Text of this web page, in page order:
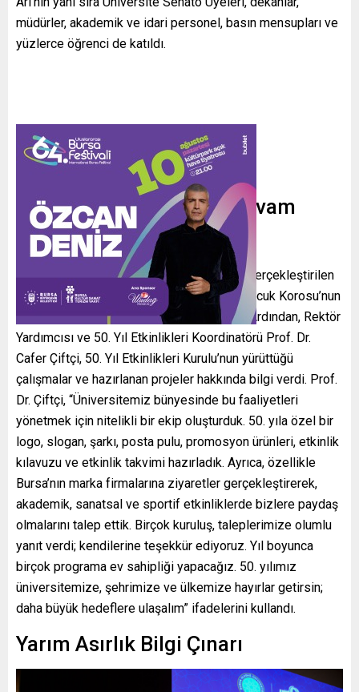
müdürler, akademik ve idari personel, basın mensupları ve
yüzlerce öğrenci de katıldı.
Etkinlikler Yıl Boyunca Devam
Edecek
Prof. Dr. Mete Cengiz Kültür Merkezi’nde gerçekleştirilen
tanıtım toplantısı, Devlet Konservatuvarı Çocuk Korosu’nun
İstiklal Marşı’nı seslendirmesiyle başladı. Ardından, Rektör
Yardımcısı ve 50. Yıl Etkinlikleri Koordinatörü Prof. Dr.
Cafer Çiftçi, 50. Yıl Etkinlikleri Kurulu’nun yürüttüğü
çalışmalar ve hazırlanan projeler hakkında bilgi verdi. Prof.
Dr. Çiftçi, “Üniversitemiz bünyesinde bu faaliyetleri
yönetmek için nitelikli bir ekip oluşturduk. 50. yıla özel bir
logo, slogan, şarkı, posta pulu, promosyon ürünleri, etkinlik
kılavuzu ve etkinlik takvimi hazırladık. Ayrıca, özellikle
Bursa’nın marka firmalarına ziyaretler gerçekleştirerek,
akademik, sanatsal ve sportif etkinliklerde bizlere paydaş
olmalarını talep ettik. Birçok kuruluş, taleplerimize olumlu
yanıt verdi; kendilerine teşekkür ediyoruz. Yıl boyunca
birçok programa ev sahipliği yapacağız. 50. yılımız
üniversitemize, şehrimize ve ülkemize hayırlar getirsin;
daha büyük hedeflere ulaşalım” ifadelerini kullandı.
Yarım Asırlık Bilgi Çınarı